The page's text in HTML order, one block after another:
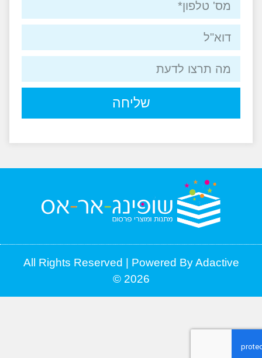
שליחה
All Rights Reserved | Powered By